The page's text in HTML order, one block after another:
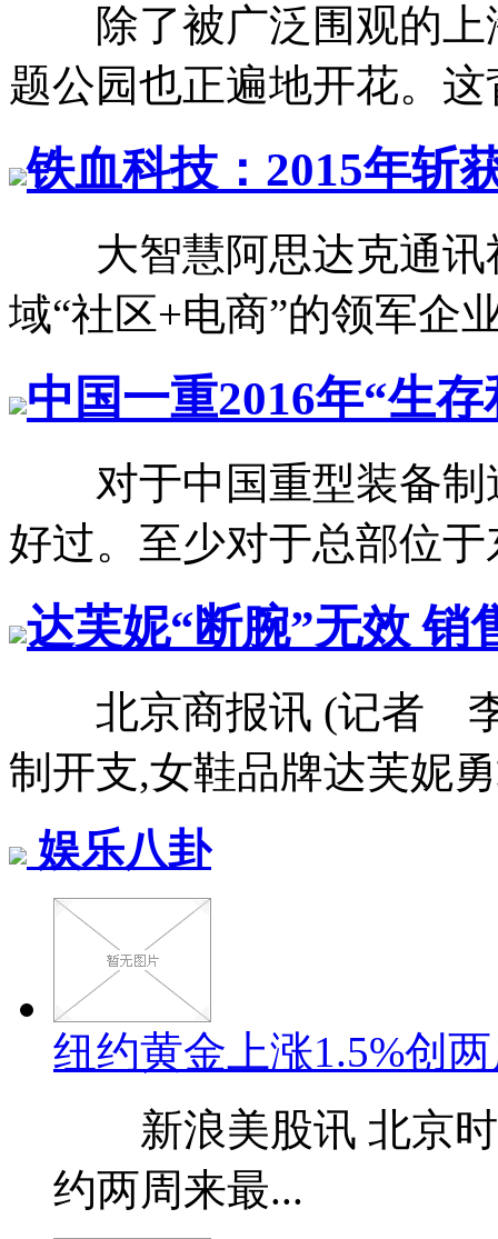
除了被广泛围观的上
题公园也正遍地开花。这
铁血科技：2015年斩
大智慧阿思达克通讯
域“社区+电商”的领军企
中国一重2016年“生
对于中国重型装备制
好过。至少对于总部位于
达芙妮“断腕”无效 销
北京商报讯 (记者 李
制开支,女鞋品牌达芙妮
娱乐八卦
纽约黄金上涨1.5%创
新浪美股讯 北京时
约两周来最...